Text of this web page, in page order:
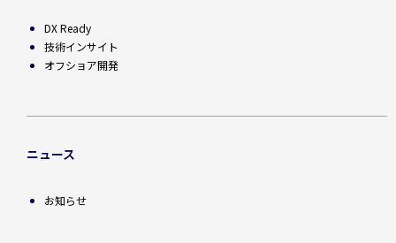
DX Ready
技術インサイト
オフショア開発
ニュース
お知らせ